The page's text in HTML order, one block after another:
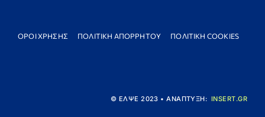
ΟΡΟΙ ΧΡΗΣΗΣ ΠΟΛΙΤΙΚΗ ΑΠΟΡΡΗΤΟΥ ΠΟΛΙΤΙΚΗ COOKIES
© ΕΛΨΕ 2023 • ΑΝΑΠΤΥΞΗ:INSERT.GR